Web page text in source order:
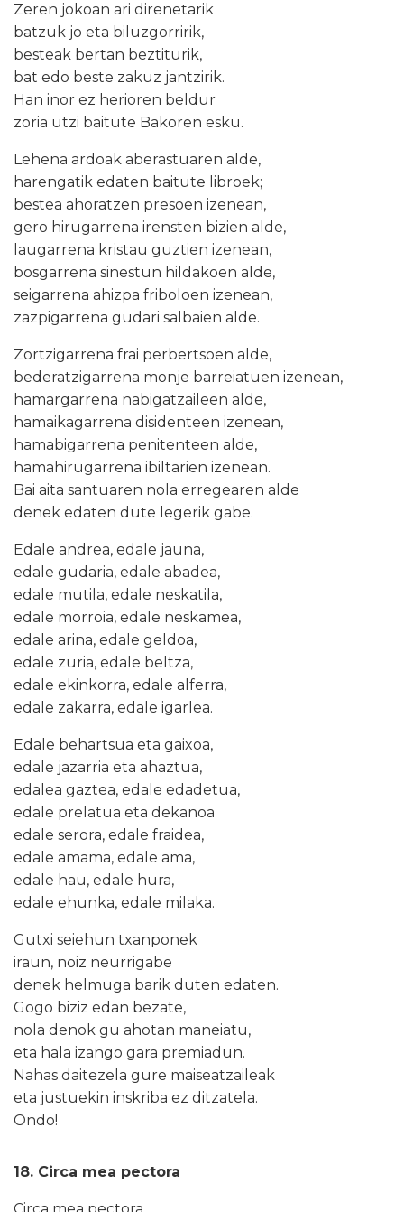
Zeren jokoan ari direnetarik
batzuk jo eta biluzgorririk,
besteak bertan beztiturik,
bat edo beste zakuz jantzirik.
Han inor ez herioren beldur
zoria utzi baitute Bakoren esku.
Lehena ardoak aberastuaren alde,
harengatik edaten baitute libroek;
bestea ahoratzen presoen izenean,
gero hirugarrena irensten bizien alde,
laugarrena kristau guztien izenean,
bosgarrena sinestun hildakoen alde,
seigarrena ahizpa friboloen izenean,
zazpigarrena gudari salbaien alde.
Zortzigarrena frai perbertsoen alde,
bederatzigarrena monje barreiatuen izenean,
hamargarrena nabigatzaileen alde,
hamaikagarrena disidenteen izenean,
hamabigarrena penitenteen alde,
hamahirugarrena ibiltarien izenean.
Bai aita santuaren nola erregearen alde
denek edaten dute legerik gabe.
Edale andrea, edale jauna,
edale gudaria, edale abadea,
edale mutila, edale neskatila,
edale morroia, edale neskamea,
edale arina, edale geldoa,
edale zuria, edale beltza,
edale ekinkorra, edale alferra,
edale zakarra, edale igarlea.
Edale behartsua eta gaixoa,
edale jazarria eta ahaztua,
edalea gaztea, edale edadetua,
edale prelatua eta dekanoa
edale serora, edale fraidea,
edale amama, edale ama,
edale hau, edale hura,
edale ehunka, edale milaka.
Gutxi seiehun txanponek
iraun, noiz neurrigabe
denek helmuga barik duten edaten.
Gogo biziz edan bezate,
nola denok gu ahotan maneiatu,
eta hala izango gara premiadun.
Nahas daitezela gure maiseatzaileak
eta justuekin inskriba ez ditzatela.
Ondo!
18. Circa mea pectora